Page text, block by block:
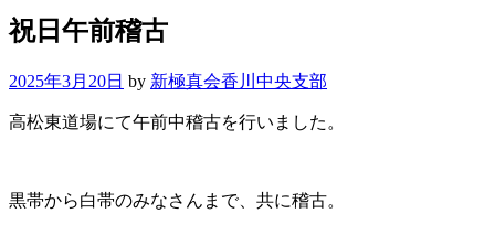
祝日午前稽古
2025年3月20日 by 新極真会香川中央支部
高松東道場にて午前中稽古を行いました。
黒帯から白帯のみなさんまで、共に稽古。